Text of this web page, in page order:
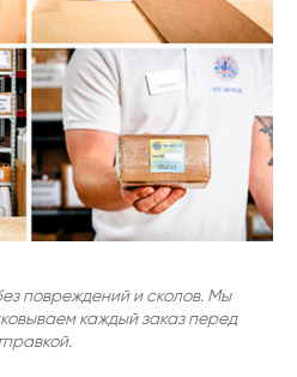
повреждений и сколов. Мы
каждый заказ перед